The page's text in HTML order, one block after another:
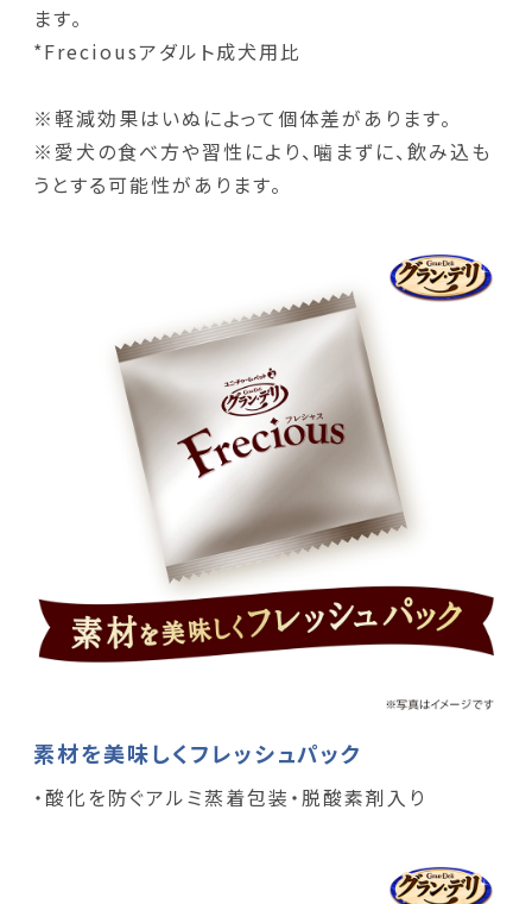
ます。
*Freciousアダルト成犬用比
※軽減効果はいぬによって個体差があります。
※愛犬の食べ方や習性により、噛まずに、飲み込も
うとする可能性があります。
素材を美味しくフレッシュパック
・酸化を防ぐアルミ蒸着包装・脱酸素剤入り